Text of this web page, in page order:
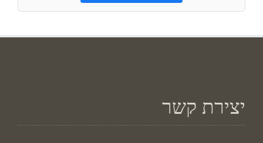
יצירת קשר